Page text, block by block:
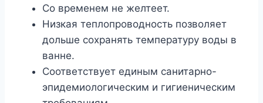
Со временем не желтеет.
Низкая теплопроводность позволяет
дольше сохранять температуру воды в
ванне.
Соответствует единым санитарно-
эпидемиологическим и гигиеническим